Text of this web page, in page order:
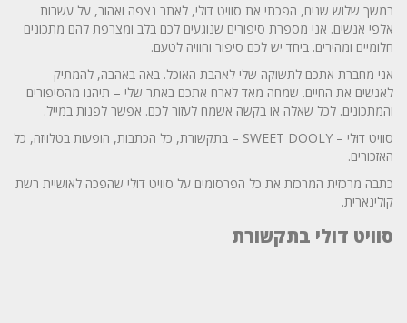
במשך שלוש שנים, הפכתי את סוויט דולי, לאתר נצפה ואהוב, על עשרות
אלפי אנשים. אני מספרת סיפורים שנוגעים לכם בלב ומצרפת להם מתכונים
חלומיים ומהירים. ביחד יש לכם סיפור וחוויה לטעם.
אני מחברת אתכם לתשוקה שלי לאהבת האוכל. באה באהבה, להמתיק
לאנשים את החיים. שמחה מאד לארח אתכם באתר שלי – תיהנו מהסיפורים
והמתכונים. לכל שאלה או בקשה אשמח לעזור לכם. אפשר לפנות במייל.
סוויט דוּלי – SWEET DOOLY – בתקשורת, כל הכתבות, הופעות בטלויזה, כל
האזכורים.
כתבה מרכזית המרכזת את כל הפרסומים על סוויט דולי שהפכה לאושיית רשת
קולינארית.
סוויט דולי בתקשורת